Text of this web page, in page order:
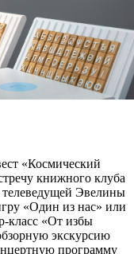
«Космический
книжного клуба
телеведущей Эвелины
«Один из нас» или
класс «От избы
экскурсию
программу